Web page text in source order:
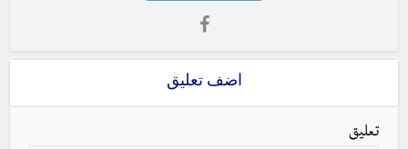
اضف تعليق
تعليق